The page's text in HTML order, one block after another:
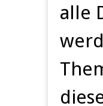
alle